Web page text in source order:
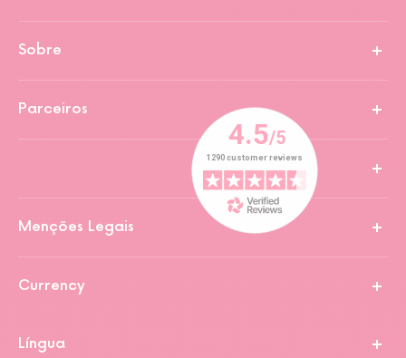
Sobre
Parceiros
Menções Legais
Currency
Língua